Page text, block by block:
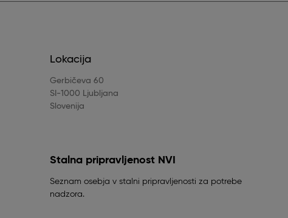
Lokacija
Gerbičeva 60
SI-1000 Ljubljana
Slovenija
Stalna pripravljenost NVI
Seznam osebja v stalni pripravljenosti za potrebe
nadzora.